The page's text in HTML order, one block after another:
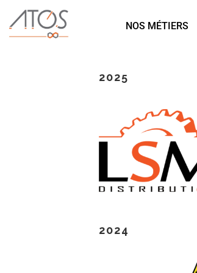
NOS MÉTIERS
2025
2024